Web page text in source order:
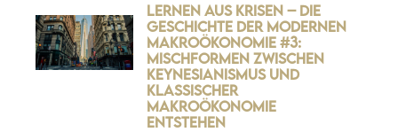
Lernen aus Krisen – Die
Geschichte der modernen
Makroökonomie #3:
Mischformen zwischen
Keynesianismus und
klassischer
Makroökonomie
entstehen